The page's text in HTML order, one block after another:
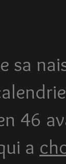
sa
46
a